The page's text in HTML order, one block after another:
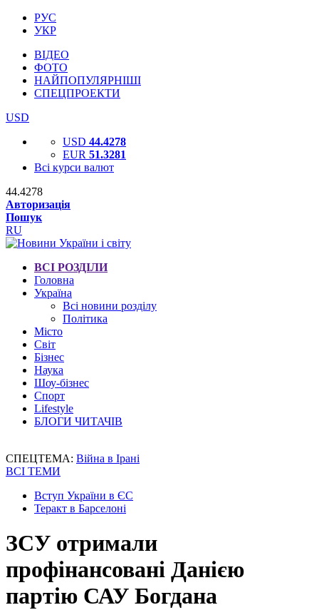
РУС
УКР
ВІДЕО
ФОТО
НАЙПОПУЛЯРНІШІ
СПЕЦПРОЕКТИ
USD
USD 44.4278
EUR 51.3281
Всі курси валют
44.4278
Авторизація
Пошук
RU
ВСІ РОЗДІЛИ
Головна
Україна
Всі новини розділу
Політика
Місто
Світ
Бізнес
Наука
Шоу-бізнес
Спорт
Lifestyle
БЛОГИ ЧИТАЧІВ
СПЕЦТЕМА: Війна в Ірані
ВСІ ТЕМИ
Вступ України в ЄС
Теракт в Барселоні
ЗСУ отримали
профінансовані Данією
партію САУ Богдана